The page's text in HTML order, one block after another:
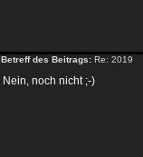
Betreff des Beitrags: Re: 2019
Nein, noch nicht ;-)